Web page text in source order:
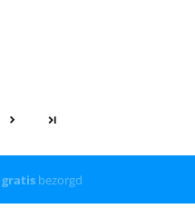
gratisbezorgd